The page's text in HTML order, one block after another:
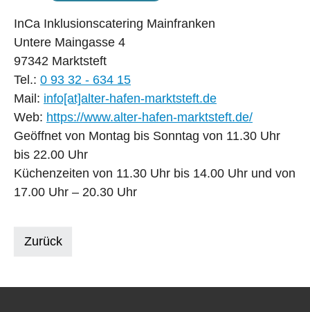
InCa Inklusionscatering Mainfranken
Untere Maingasse 4
97342 Marktsteft
Tel.: 0 93 32 - 634 15
Mail: info[at]alter-hafen-marktsteft.de
Web: https://www.alter-hafen-marktsteft.de/
Geöffnet von Montag bis Sonntag von 11.30 Uhr
bis 22.00 Uhr
Küchenzeiten von 11.30 Uhr bis 14.00 Uhr und von
17.00 Uhr – 20.30 Uhr
Zurück